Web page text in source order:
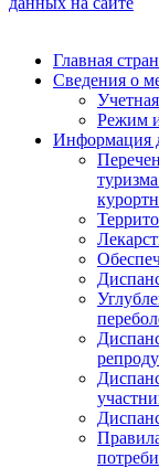
Главная
Сведения о
Режим
Информация